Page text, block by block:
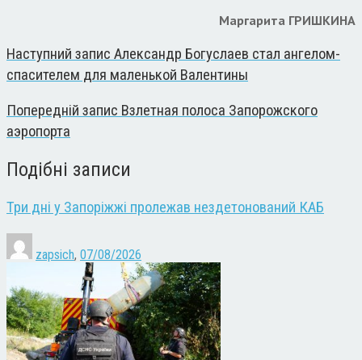
Маргарита ГРИШКИНА
Наступний запис Александр Богуслаев стал ангелом-
спасителем для маленькой Валентины
Попередній запис Взлетная полоса Запорожского
аэропорта
Подібні записи
Три дні у Запоріжжі пролежав нездетонований КАБ
zapsich, 07/08/2026